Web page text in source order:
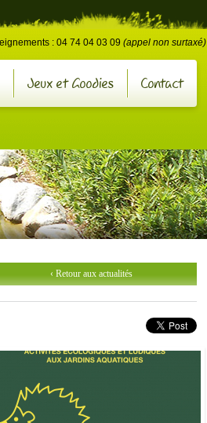
Jeux et Goodies Contact
‹ Retour aux actualités
: 04 74 04 03 09 (appel non surtaxé)